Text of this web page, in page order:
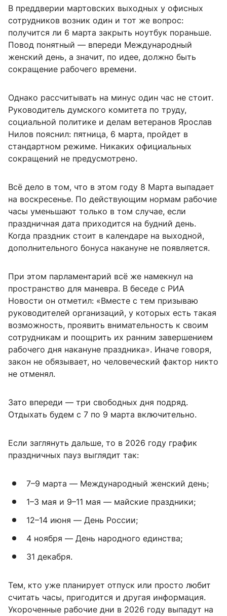
В преддверии мартовских выходных у офисных
сотрудников возник один и тот же вопрос:
получится ли 6 марта закрыть ноутбук пораньше.
Повод понятный — впереди Международный
женский день, а значит, по идее, должно быть
сокращение рабочего времени.
Однако рассчитывать на минус один час не стоит.
Руководитель думского комитета по труду,
социальной политике и делам ветеранов Ярослав
Нилов пояснил: пятница, 6 марта, пройдет в
стандартном режиме. Никаких официальных
сокращений не предусмотрено.
Всё дело в том, что в этом году 8 Марта выпадает
на воскресенье. По действующим нормам рабочие
часы уменьшают только в том случае, если
праздничная дата приходится на будний день.
Когда праздник стоит в календаре на выходной,
дополнительного бонуса накануне не появляется.
При этом парламентарий всё же намекнул на
пространство для маневра. В беседе с РИА
Новости он отметил: «Вместе с тем призываю
руководителей организаций, у которых есть такая
возможность, проявить внимательность к своим
сотрудникам и поощрить их ранним завершением
рабочего дня накануне праздника». Иначе говоря,
закон не обязывает, но человеческий фактор никто
не отменял.
Зато впереди — три свободных дня подряд.
Отдыхать будем с 7 по 9 марта включительно.
Если заглянуть дальше, то в 2026 году график
праздничных пауз выглядит так:
7–9 марта — Международный женский день;
1–3 мая и 9–11 мая — майские праздники;
12–14 июня — День России;
4 ноября — День народного единства;
31 декабря.
Тем, кто уже планирует отпуск или просто любит
считать часы, пригодится и другая информация.
Укороченные рабочие дни в 2026 году выпадут на